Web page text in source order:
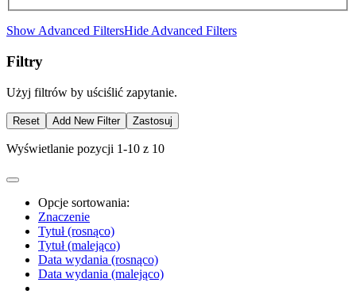
Show Advanced FiltersHide Advanced Filters
Filtry
Użyj filtrów by uściślić zapytanie.
Reset Add New Filter Zastosuj
Wyświetlanie pozycji 1-10 z 10
Opcje sortowania:
Znaczenie
Tytuł (rosnąco)
Tytuł (malejąco)
Data wydania (rosnąco)
Data wydania (malejąco)